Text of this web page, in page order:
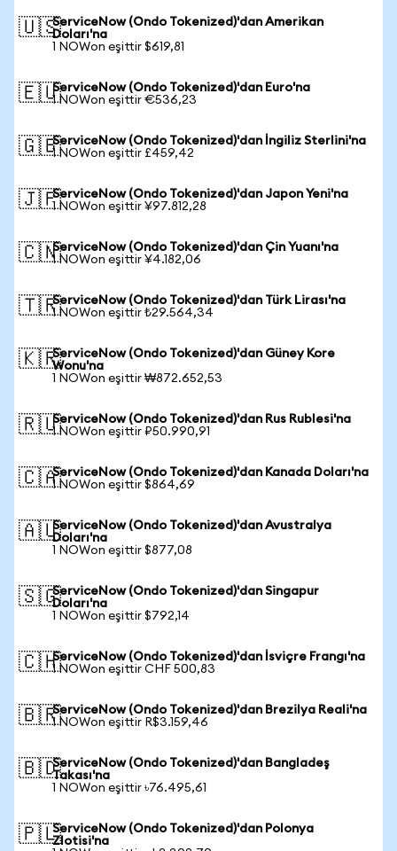
🇺🇸ServiceNow (Ondo Tokenized)'dan Amerikan
Doları'na
1 NOWon eşittir $619,81
🇪🇺ServiceNow (Ondo Tokenized)'dan Euro'na
1 NOWon eşittir €536,23
🇬🇧ServiceNow (Ondo Tokenized)'dan İngiliz Sterlini'na
1 NOWon eşittir £459,42
🇯🇵ServiceNow (Ondo Tokenized)'dan Japon Yeni'na
1 NOWon eşittir ¥97.812,28
🇨🇳ServiceNow (Ondo Tokenized)'dan Çin Yuanı'na
1 NOWon eşittir ¥4.182,06
🇹🇷ServiceNow (Ondo Tokenized)'dan Türk Lirası'na
1 NOWon eşittir ₺29.564,34
🇰🇷ServiceNow (Ondo Tokenized)'dan Güney Kore
Wonu'na
1 NOWon eşittir ₩872.652,53
🇷🇺ServiceNow (Ondo Tokenized)'dan Rus Rublesi'na
1 NOWon eşittir ₽50.990,91
🇨🇦ServiceNow (Ondo Tokenized)'dan Kanada Doları'na
1 NOWon eşittir $864,69
🇦🇺ServiceNow (Ondo Tokenized)'dan Avustralya
Doları'na
1 NOWon eşittir $877,08
🇸🇬ServiceNow (Ondo Tokenized)'dan Singapur
Doları'na
1 NOWon eşittir $792,14
🇨🇭ServiceNow (Ondo Tokenized)'dan İsviçre Frangı'na
1 NOWon eşittir CHF 500,83
🇧🇷ServiceNow (Ondo Tokenized)'dan Brezilya Reali'na
1 NOWon eşittir R$3.159,46
🇧🇩ServiceNow (Ondo Tokenized)'dan Bangladeş
Takası'na
1 NOWon eşittir ৳76.495,61
🇵🇱ServiceNow (Ondo Tokenized)'dan Polonya
Zlotisi'na